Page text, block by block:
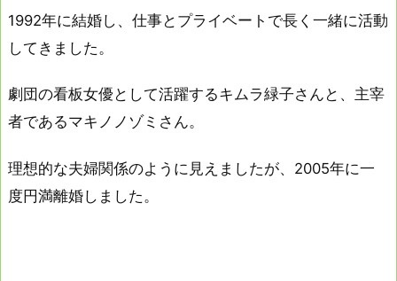
1992年に結婚し、仕事とプライベートで長く一緒に活動
してきました。
劇団の看板女優として活躍するキムラ緑子さんと、主宰
者であるマキノノゾミさん。
理想的な夫婦関係のように見えましたが、2005年に一
度円満離婚しました。